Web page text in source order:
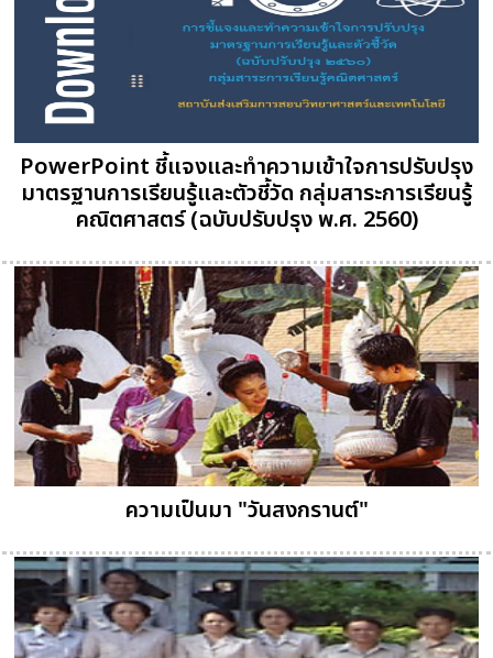
PowerPoint ชี้แจงและทำความเข้าใจการปรับปรุง
มาตรฐานการเรียนรู้และตัวชี้วัด กลุ่มสาระการเรียนรู้
คณิตศาสตร์ (ฉบับปรับปรุง พ.ศ. 2560)
ความเป็นมา "วันสงกรานต์"